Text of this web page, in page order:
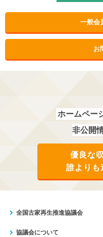
一般会
お
ホームペー
非公開
優良な
誰よりも
全国古家再生推進協議会
協議会について